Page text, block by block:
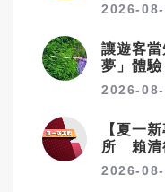
2026-
讓遊客
夢」體
2026-
【夏一
所 賴清
2026-